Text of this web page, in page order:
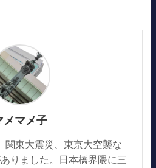
メマメ子
関東大震災、東京大空襲な
りました。日本橋界隈に三